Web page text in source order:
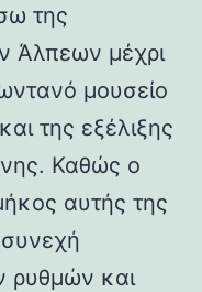
της
Άλπεων μέχρι
μουσείο
της εξέλιξης
Καθώς ο
αυτής της
συνεχή
ρυθμών και